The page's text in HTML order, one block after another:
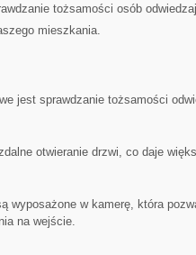
tożsamości osób
‌mieszkania.
jest sprawdzanie ‍tożsamości
otwieranie drzwi, co daje
wyposażone w kamerę, która
na wejście.